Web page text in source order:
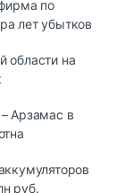
по
лет убытков
области на
Арзамас в
руб.